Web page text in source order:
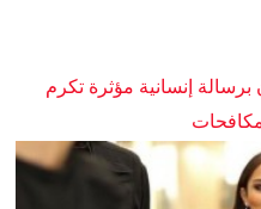
إنسانية مؤثرة تكرم